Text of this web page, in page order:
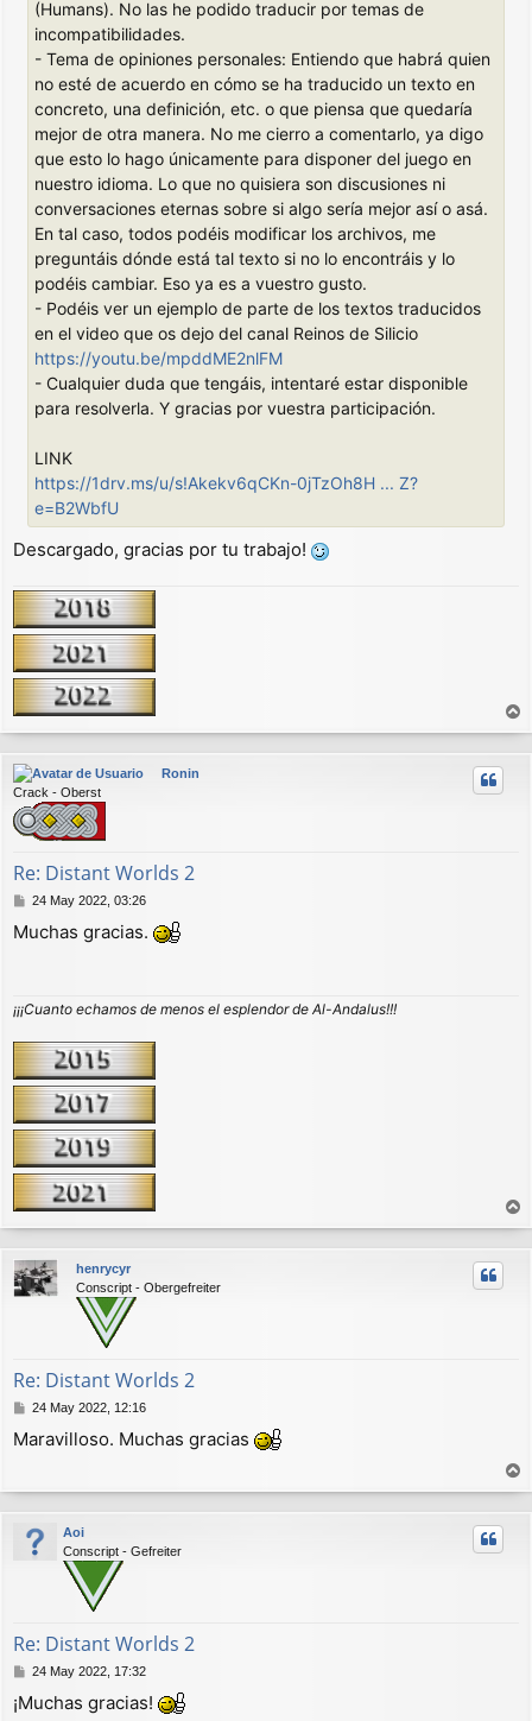
(Humans). No las he podido traducir por temas de
incompatibilidades.
- Tema de opiniones personales: Entiendo que habrá quien
no esté de acuerdo en cómo se ha traducido un texto en
concreto, una definición, etc. o que piensa que quedaría
mejor de otra manera. No me cierro a comentarlo, ya digo
que esto lo hago únicamente para disponer del juego en
nuestro idioma. Lo que no quisiera son discusiones ni
conversaciones eternas sobre si algo sería mejor así o asá.
En tal caso, todos podéis modificar los archivos, me
preguntáis dónde está tal texto si no lo encontráis y lo
podéis cambiar. Eso ya es a vuestro gusto.
- Podéis ver un ejemplo de parte de los textos traducidos
en el video que os dejo del canal Reinos de Silicio
https://youtu.be/mpddME2nlFM
- Cualquier duda que tengáis, intentaré estar disponible
para resolverla. Y gracias por vuestra participación.
LINK
https://1drv.ms/u/s!Akekv6qCKn-0jTzOh8H ... Z?
e=B2WbfU
Descargado, gracias por tu trabajo!
r
r
Ronin
Crack - Oberst
Re: Distant Worlds 2
M
n
e
24 May 2022, 03:26
Muchas gracias.
¡¡¡Cuanto echamos de menos el esplendor de Al-Andalus!!!
r
r
henrycyr
Conscript - Obergefreiter
Re: Distant Worlds 2
M
n
24 May 2022, 12:16
Maravilloso. Muchas gracias
r
r
Aoi
Conscript - Gefreiter
Re: Distant Worlds 2
M
n
24 May 2022, 17:32
¡Muchas gracias!